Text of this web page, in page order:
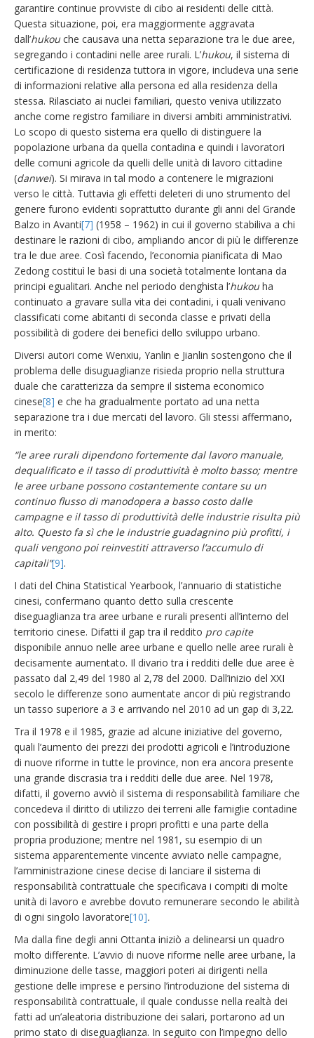
garantire continue provviste di cibo ai residenti delle città.
Questa situazione, poi, era maggiormente aggravata
dall’hukou che causava una netta separazione tra le due aree,
segregando i contadini nelle aree rurali. L’hukou, il sistema di
certificazione di residenza tuttora in vigore, includeva una serie
di informazioni relative alla persona ed alla residenza della
stessa. Rilasciato ai nuclei familiari, questo veniva utilizzato
anche come registro familiare in diversi ambiti amministrativi.
Lo scopo di questo sistema era quello di distinguere la
popolazione urbana da quella contadina e quindi i lavoratori
delle comuni agricole da quelli delle unità di lavoro cittadine
(danwei). Si mirava in tal modo a contenere le migrazioni
verso le città. Tuttavia gli effetti deleteri di uno strumento del
genere furono evidenti soprattutto durante gli anni del Grande
Balzo in Avanti[7] (1958 – 1962) in cui il governo stabiliva a chi
destinare le razioni di cibo, ampliando ancor di più le differenze
tra le due aree. Così facendo, l’economia pianificata di Mao
Zedong costituì le basi di una società totalmente lontana da
principi egualitari. Anche nel periodo denghista l’hukou ha
continuato a gravare sulla vita dei contadini, i quali venivano
classificati come abitanti di seconda classe e privati della
possibilità di godere dei benefici dello sviluppo urbano.
Diversi autori come Wenxiu, Yanlin e Jianlin sostengono che il
problema delle disuguaglianze risieda proprio nella struttura
duale che caratterizza da sempre il sistema economico
cinese[8] e che ha gradualmente portato ad una netta
separazione tra i due mercati del lavoro. Gli stessi affermano,
in merito:
“le aree rurali dipendono fortemente dal lavoro manuale,
dequalificato e il tasso di produttività è molto basso; mentre
le aree urbane possono costantemente contare su un
continuo flusso di manodopera a basso costo dalle
campagne e il tasso di produttività delle industrie risulta più
alto. Questo fa sì che le industrie guadagnino più profitti, i
quali vengono poi reinvestiti attraverso l’accumulo di
capitali”[9].
I dati del China Statistical Yearbook, l’annuario di statistiche
cinesi, confermano quanto detto sulla crescente
diseguaglianza tra aree urbane e rurali presenti all’interno del
territorio cinese. Difatti il gap tra il reddito pro capite
disponibile annuo nelle aree urbane e quello nelle aree rurali è
decisamente aumentato. Il divario tra i redditi delle due aree è
passato dal 2,49 del 1980 al 2,78 del 2000. Dall’inizio del XXI
secolo le differenze sono aumentate ancor di più registrando
un tasso superiore a 3 e arrivando nel 2010 ad un gap di 3,22.
Tra il 1978 e il 1985, grazie ad alcune iniziative del governo,
quali l’aumento dei prezzi dei prodotti agricoli e l’introduzione
di nuove riforme in tutte le province, non era ancora presente
una grande discrasia tra i redditi delle due aree. Nel 1978,
difatti, il governo avviò il sistema di responsabilità familiare che
concedeva il diritto di utilizzo dei terreni alle famiglie contadine
con possibilità di gestire i propri profitti e una parte della
propria produzione; mentre nel 1981, su esempio di un
sistema apparentemente vincente avviato nelle campagne,
l’amministrazione cinese decise di lanciare il sistema di
responsabilità contrattuale che specificava i compiti di molte
unità di lavoro e avrebbe dovuto remunerare secondo le abilità
di ogni singolo lavoratore[10].
Ma dalla fine degli anni Ottanta iniziò a delinearsi un quadro
molto differente. L’avvio di nuove riforme nelle aree urbane, la
diminuzione delle tasse, maggiori poteri ai dirigenti nella
gestione delle imprese e persino l’introduzione del sistema di
responsabilità contrattuale, il quale condusse nella realtà dei
fatti ad un’aleatoria distribuzione dei salari, portarono ad un
primo stato di diseguaglianza. In seguito con l’impegno dello